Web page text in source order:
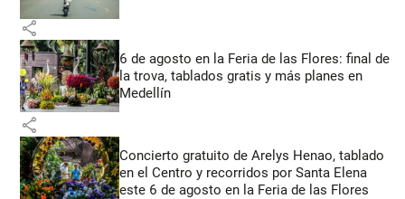
share
6 de agosto en la Feria de las Flores: final de
la trova, tablados gratis y más planes en
Medellín
share
Concierto gratuito de Arelys Henao, tablado
en el Centro y recorridos por Santa Elena
este 6 de agosto en la Feria de las Flores